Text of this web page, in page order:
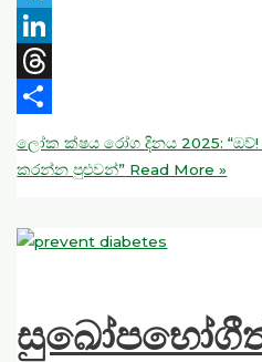
Telegram
LinkedIn
Threads
Share
ලෝක ක්ෂය රෝග දිනය 2025:
කරන්න පුළුවන්” Read More »